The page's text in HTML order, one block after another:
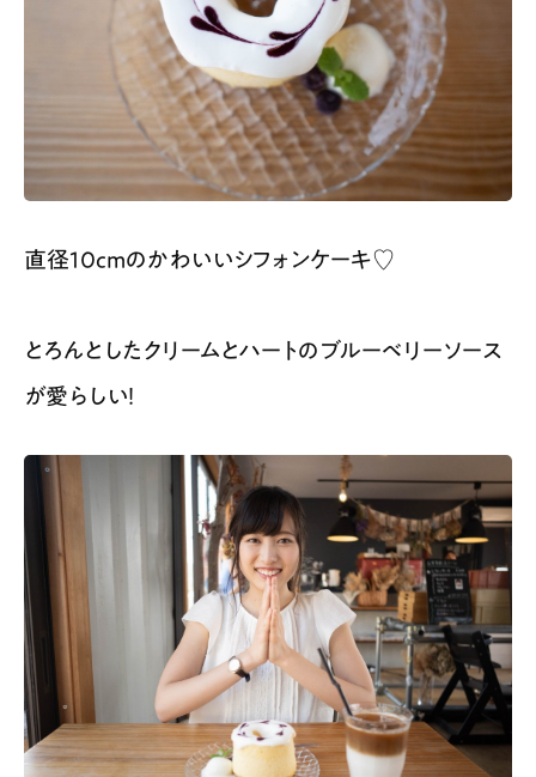
直径10cmのかわいいシフォンケーキ♡
とろんとしたクリームとハートのブルーベリーソース
が愛らしい！